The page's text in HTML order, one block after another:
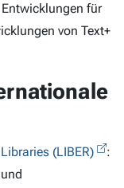
für
von Text+
(LIBER)
: